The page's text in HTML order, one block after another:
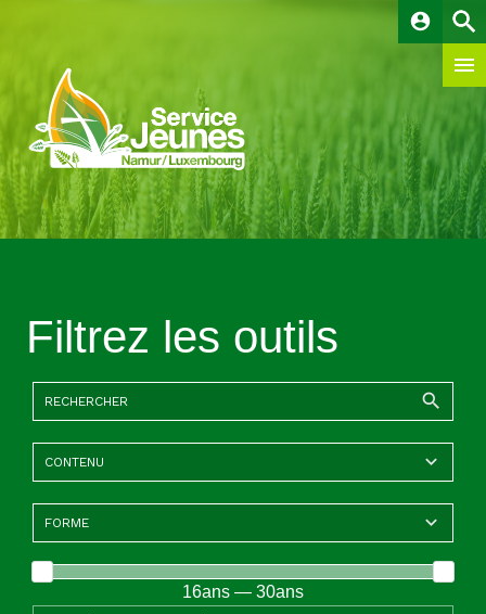
account_circle
Filtrez les outils
16ans — 30ans